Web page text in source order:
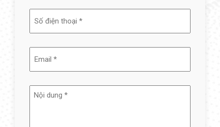
tên
(Required)
Nội